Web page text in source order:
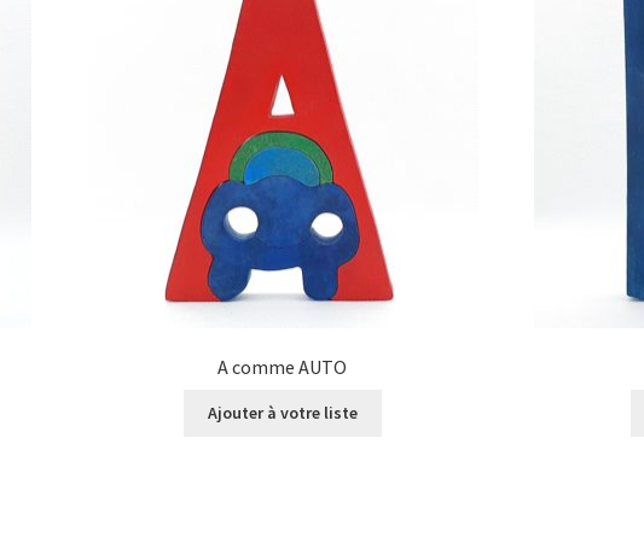
A comme AUTO
Ajouter à votre liste